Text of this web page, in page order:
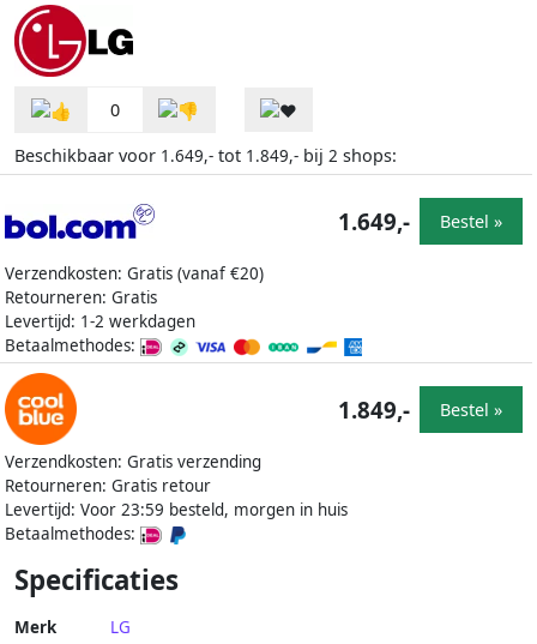
0
Beschikbaar voor 1.649,- tot 1.849,- bij 2 shops:
Verzendkosten: Gratis (vanaf €20)
Retourneren: Gratis
Levertijd: 1-2 werkdagen
Betaalmethodes:
1.649,- Bestel »
Verzendkosten: Gratis verzending
Retourneren: Gratis retour
Levertijd: Voor 23:59 besteld, morgen in huis
Betaalmethodes:
1.849,- Bestel »
Specificaties
Merk LG